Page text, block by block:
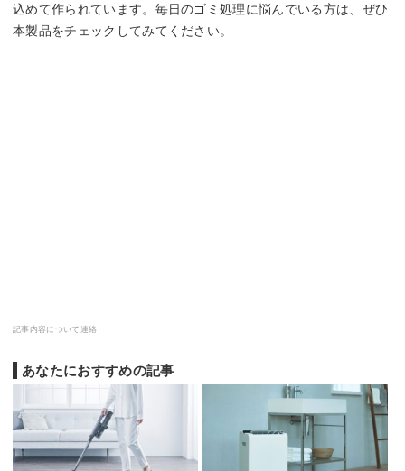
込めて作られています。毎日のゴミ処理に悩んでいる方は、ぜひ
本製品をチェックしてみてください。
記事内容について連絡
あなたにおすすめの記事